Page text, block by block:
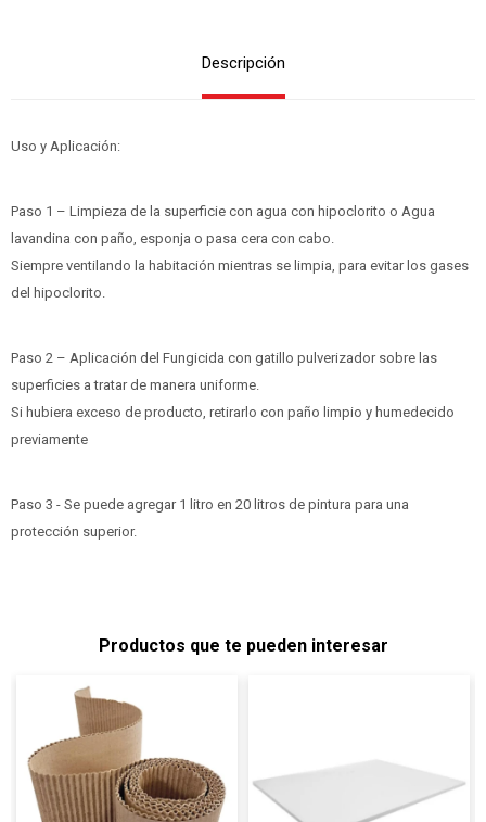
Descripción
Uso y Aplicación:
Paso 1 – Limpieza de la superficie con agua con hipoclorito o Agua
lavandina con paño, esponja o pasa cera con cabo.
Siempre ventilando la habitación mientras se limpia, para evitar los gases
del hipoclorito.
Paso 2 – Aplicación del Fungicida con gatillo pulverizador sobre las
superficies a tratar de manera uniforme.
Si hubiera exceso de producto, retirarlo con paño limpio y humedecido
previamente
Paso 3 - Se puede agregar 1 litro en 20 litros de pintura para una
protección superior.
Productos que te pueden interesar